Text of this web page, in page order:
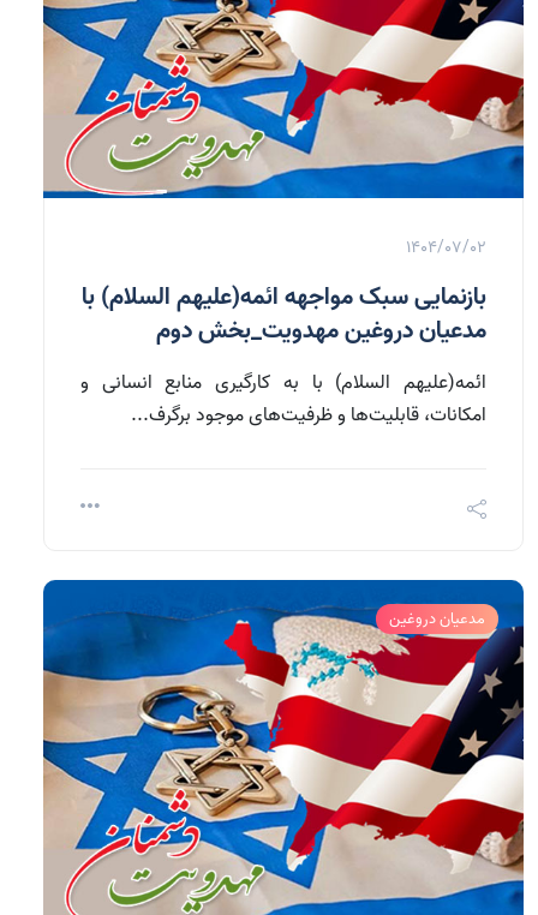
1404/07/02
بازنمایی سبک مواجهه ائمه(علیهم السلام) با
مدعیان دروغین مهدویت_بخش دوم
ائمه(علیهم السلام) با به کارگیری منابع انسانی و
امکانات، قابلیت‌ها و ظرفیت‌های موجود برگرف...
مدعیان دروغین